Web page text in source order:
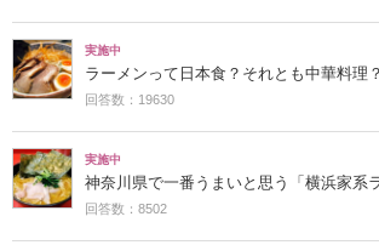
実施中
ラーメンって日本食？それとも中華料理？
回答数：19630
実施中
神奈川県で一番うまいと思う「横浜家系
回答数：8502